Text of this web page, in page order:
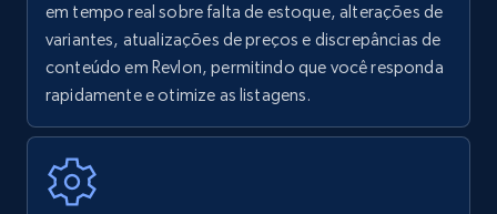
Amazon Reviews
URL, Product name, Product rating, Product
rating object, Product rating max, Rating,
7.4K+
em tempo real sobre falta de estoque, alterações de
variantes, atualizações de preços e discrepâncias de
conteúdo em Revlon, permitindo que você responda
rapidamente e otimize as listagens.